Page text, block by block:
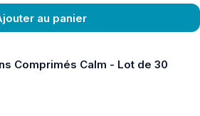
au panier
Comprimés Calm - Lot de 30